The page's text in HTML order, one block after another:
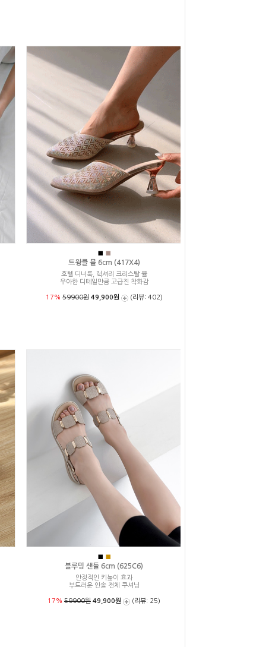
■ ■
트윙클 뮬 6cm (417X4)
호텔 디너룩, 럭셔리 크리스탈 뮬
우아한 디테일만큼 고급진 착화감
17%59900원 49,900원 (리뷰: 402)
■ ■
블루밍 샌들 6cm (625C6)
안정적인 키높이 효과
부드러운 인솔 전체 쿠셔닝
17% 59900원 49,900원 (리뷰: 25)